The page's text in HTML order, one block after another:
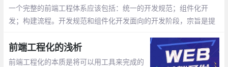
一个完整的前端工程体系应该包括：统一的开发规范；组件化开
发；构建流程。开发规范和组件化开发面向的开发阶段，宗旨是提
前端工程化的浅析
前端工程化的本质是将可以用工具来完成的